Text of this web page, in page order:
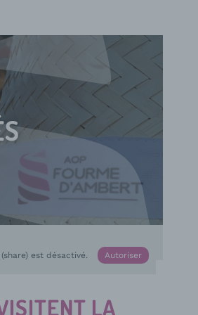
d’Ambert
est désactivé. Autoriser
LA